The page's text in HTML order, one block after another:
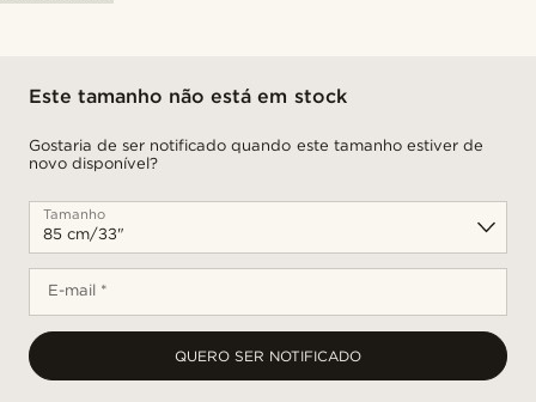
Este tamanho não está em stock
Gostaria de ser notificado quando este tamanho estiver de
novo disponível?
Tamanho
E-mail *
QUERO SER NOTIFICADO